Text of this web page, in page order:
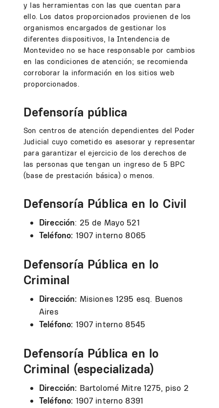
y las herramientas con las que cuentan para
ello. Los datos proporcionados provienen de los
organismos encargados de gestionar los
diferentes dispositivos, la Intendencia de
Montevideo no se hace responsable por cambios
en las condiciones de atención; se recomienda
corroborar la información en los sitios web
proporcionados.
Defensoría pública
Son centros de atención dependientes del Poder
Judicial cuyo cometido es asesorar y representar
para garantizar el ejercicio de los derechos de
las personas que tengan un ingreso de 5 BPC
(base de prestación básica) o menos.
Defensoría Pública en lo Civil
Dirección: 25 de Mayo 521
Teléfono: 1907 interno 8065
Defensoría Pública en lo
Criminal
Dirección: Misiones 1295 esq. Buenos
Aires
Teléfono: 1907 interno 8545
Defensoría Pública en lo
Criminal (especializada)
Dirección: Bartolomé Mitre 1275, piso 2
Teléfono: 1907 interno 8391